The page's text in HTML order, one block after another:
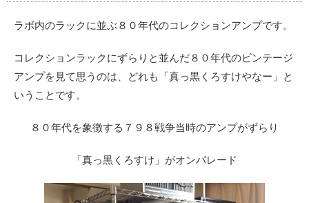
ラボ内のラックに並ぶ８０年代のコレクションアンプです。
コレクションラックにずらりと並んだ８０年代のビンテージ
アンプを見て思うのは、どれも「真っ黒くろすけやなー」と
いうことです。
８０年代を象徴する７９８戦争当時のアンプがずらり
「真っ黒くろすけ」がオンパレード